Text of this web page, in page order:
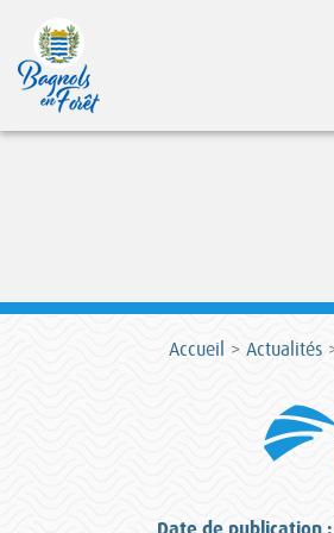
Accueil Actualités
Date de publication :